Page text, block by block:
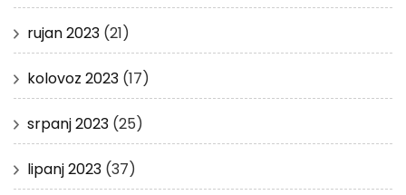
rujan 2023 (21)
kolovoz 2023 (17)
srpanj 2023 (25)
lipanj 2023 (37)